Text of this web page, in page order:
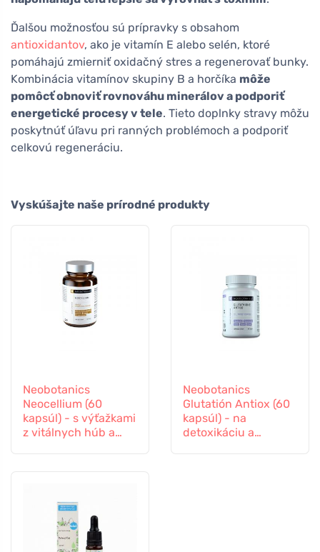
Ďalšou možnosťou sú prípravky s obsahom
antioxidantov, ako je vitamín E alebo selén, ktoré
pomáhajú zmierniť oxidačný stres a regenerovať bunky.
Kombinácia vitamínov skupiny B a horčíka môže
pomôcť obnoviť rovnováhu minerálov a podporiť
energetické procesy v tele. Tieto doplnky stravy môžu
poskytnúť úľavu pri ranných problémoch a podporiť
celkovú regeneráciu.
Vyskúšajte naše prírodné produkty
Neobotanics
Neocellium (60
kapsúl) - s výťažkami
z vitálnych húb a
Neobotanics
Glutatión Antiox (60
kapsúl) - na
detoxikáciu a